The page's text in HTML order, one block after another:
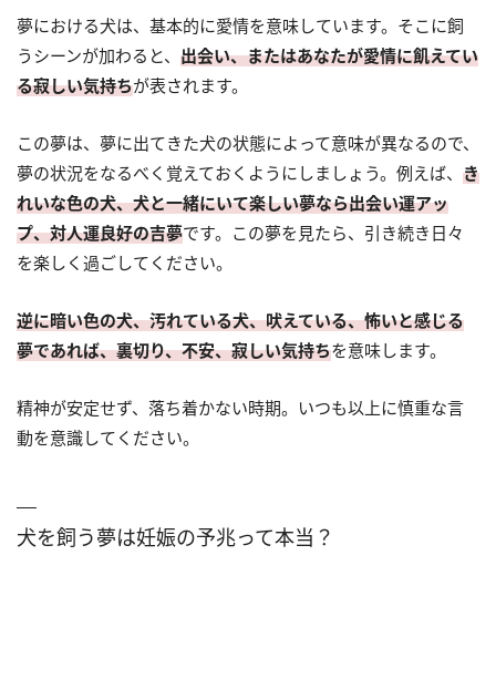
夢における犬は、基本的に愛情を意味しています。そこに飼
うシーンが加わると、 出会い、またはあなたが愛情に飢えてい
る寂しい気持ちが表されます。
この夢は、夢に出てきた犬の状態によって意味が異なるので、
夢の状況をなるべく覚えておくようにしましょう。例えば、 き
れいな色の犬、犬と一緒にいて楽しい夢なら出会い運アッ
プ、対人運良好の吉夢です。この夢を見たら、引き続き日々
を楽しく過ごしてください。
逆に暗い色の犬、汚れている犬、吠えている、怖いと感じる
夢であれば、裏切り、不安、寂しい気持ちを意味します。
精神が安定せず、落ち着かない時期。いつも以上に慎重な言
動を意識してください。
犬を飼う夢は妊娠の予兆って本当？